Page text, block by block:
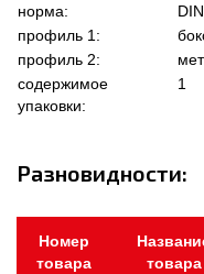
норма:
профиль 1:
профиль 2:
содержимое
упаковки:
1
Разновидности:
Номер
товара
товара